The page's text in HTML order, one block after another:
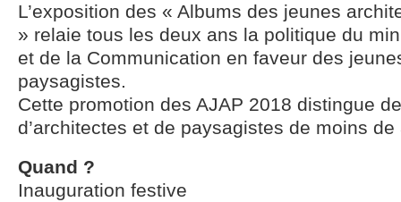
L’exposition des « Albums des jeunes
» relaie tous les deux ans la politique du
et de la Communication en faveur des
paysagistes.
Cette promotion des AJAP 2018 distingue
d’architectes et de paysagistes de moins de
Quand ?
Inauguration festive